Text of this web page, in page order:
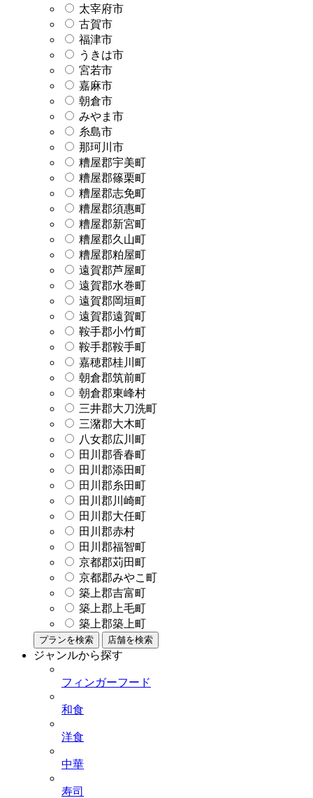
太宰府市
古賀市
福津市
うきは市
宮若市
嘉麻市
朝倉市
みやま市
糸島市
那珂川市
糟屋郡宇美町
糟屋郡篠栗町
糟屋郡志免町
糟屋郡須惠町
糟屋郡新宮町
糟屋郡久山町
糟屋郡粕屋町
遠賀郡芦屋町
遠賀郡水巻町
遠賀郡岡垣町
遠賀郡遠賀町
鞍手郡小竹町
鞍手郡鞍手町
嘉穂郡桂川町
朝倉郡筑前町
朝倉郡東峰村
三井郡大刀洗町
三潴郡大木町
八女郡広川町
田川郡香春町
田川郡添田町
田川郡糸田町
田川郡川崎町
田川郡大任町
田川郡赤村
田川郡福智町
京都郡苅田町
京都郡みやこ町
築上郡吉富町
築上郡上毛町
築上郡築上町
プランを検索 店舗を検索
ジャンルから探す
フィンガーフード
和食
洋食
中華
寿司